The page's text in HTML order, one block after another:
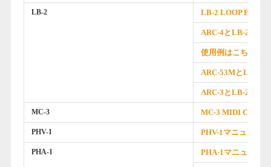
LB-2 LB-2 LOOP BOX
ARC-4とLB-2の接
使用例はこちらを
ARC-53MとLB-2の
ARC-3とLB-2の接
MC-3 MC-3 MIDI
PHV-1 PHV-1マニュアル
PHA-1 PHA-1マニュアル